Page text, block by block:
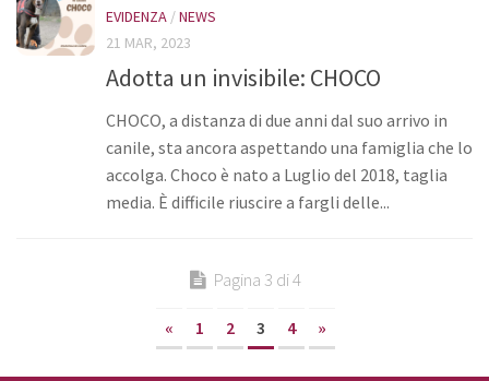
EVIDENZA /NEWS
21 MAR, 2023
Adotta un invisibile: CHOCO
CHOCO, a distanza di due anni dal suo arrivo in
canile, sta ancora aspettando una famiglia che lo
accolga. Choco è nato a Luglio del 2018, taglia
media. È difficile riuscire a fargli delle...
Pagina 3 di 4
« 1 2 3 4 »